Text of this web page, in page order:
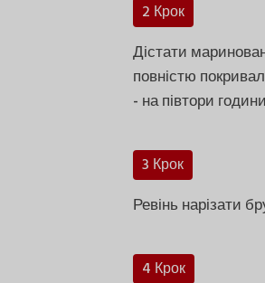
2 Крок
Дістати
повністю
- на півтори
3 Крок
Ревінь нарізати
4 Крок